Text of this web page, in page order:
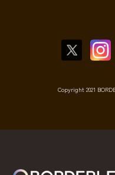
Copyright 2021